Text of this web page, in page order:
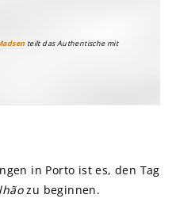
teilt das Authentische mit
in Porto ist es, den Tag
zu beginnen.